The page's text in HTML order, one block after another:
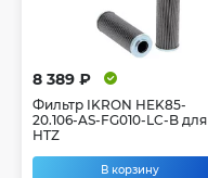
8 389 ₽
Фильтр IKRON HEK85-
20.106-AS-FG010-LC-B для
HTZ
В корзину